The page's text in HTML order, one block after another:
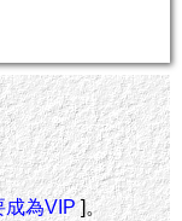
成為VIP]。